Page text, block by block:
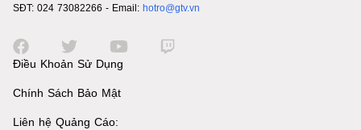
SĐT: 024 73082266 - Email: hotro@gtv.vn
Điều Khoản Sử Dụng
Chính Sách Bảo Mật
Liên hệ Quảng Cáo: